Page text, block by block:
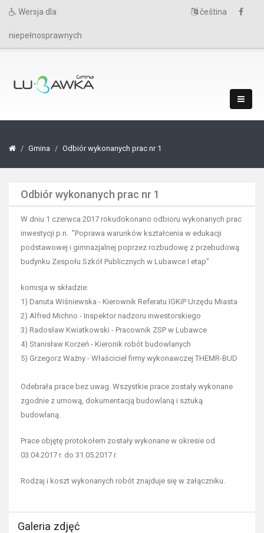
Wersja dla
niepełnosprawnych
čeština
Gmina Odbiór wykonanych prac nr 1
Odbiór wykonanych prac nr 1
W dniu 1 czerwca 2017 rokudokonano odbioru wykonanych prac
inwestycji p.n. "Poprawa warunków kształcenia w edukacji
podstawowej i gimnazjalnej poprzez rozbudowę z przebudową
budynku Zespołu Szkół Publicznych w Lubawce I etap"
komisja w składzie:
1) Danuta Wiśniewska - Kierownik Referatu IGKiP Urzędu Miasta
2) Alfred Michno - Inspektor nadzoru inwestorskiego
3) Radosław Kwiatkowski - Pracownik ZSP w Lubawce
4) Stanisław Korzeń - Kieronik robót budowlanych
5) Grzegorz Ważny - Właściciel firmy wykonawczej THEMR-BUD
Odebrała prace bez uwag. Wszystkie prace zostały wykonane
zgodnie z umową, dokumentacją budowlaną i sztuką
budowlaną.
Prace objętę protokołem zostały wykonane w okresie od
03.04.2017 r. do 31.05.2017 r.
Rodzaj i koszt wykonanych robót znajduje się w załączniku.
Galeria zdjęć